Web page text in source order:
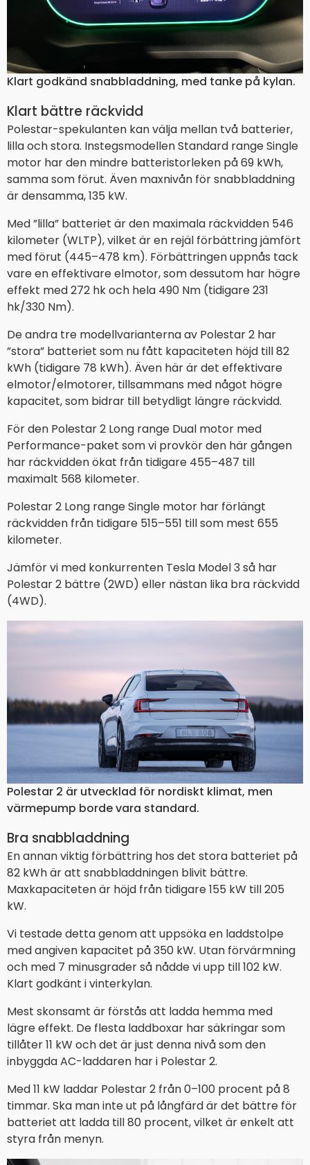
Klart godkänd snabbladdning, med tanke på kylan.
Klart bättre räckvidd
Polestar-spekulanten kan välja mellan två batterier,
lilla och stora. Instegsmodellen Standard range Single
motor har den mindre batteristorleken på 69 kWh,
samma som förut. Även maxnivån för snabbladdning
är densamma, 135 kW.
Med ”lilla” batteriet är den maximala räckvidden 546
kilometer (WLTP), vilket är en rejäl förbättring jämfört
med förut (445–478 km). Förbättringen uppnås tack
vare en effektivare elmotor, som dessutom har högre
effekt med 272 hk och hela 490 Nm (tidigare 231
hk/330 Nm).
De andra tre modellvarianterna av Polestar 2 har
”stora” batteriet som nu fått kapaciteten höjd till 82
kWh (tidigare 78 kWh). Även här är det effektivare
elmotor/elmotorer, tillsammans med något högre
kapacitet, som bidrar till betydligt längre räckvidd.
För den Polestar 2 Long range Dual motor med
Performance-paket som vi provkör den här gången
har räckvidden ökat från tidigare 455–487 till
maximalt 568 kilometer.
Polestar 2 Long range Single motor har förlängt
räckvidden från tidigare 515–551 till som mest 655
kilometer.
Jämför vi med konkurrenten Tesla Model 3 så har
Polestar 2 bättre (2WD) eller nästan lika bra räckvidd
(4WD).
Polestar 2 är utvecklad för nordiskt klimat, men
värmepump borde vara standard.
Bra snabbladdning
En annan viktig förbättring hos det stora batteriet på
82 kWh är att snabbladdningen blivit bättre.
Maxkapaciteten är höjd från tidigare 155 kW till 205
kW.
Vi testade detta genom att uppsöka en laddstolpe
med angiven kapacitet på 350 kW. Utan förvärmning
och med 7 minusgrader så nådde vi upp till 102 kW.
Klart godkänt i vinterkylan.
Mest skonsamt är förstås att ladda hemma med
lägre effekt. De flesta laddboxar har säkringar som
tillåter 11 kW och det är just denna nivå som den
inbyggda AC-laddaren har i Polestar 2.
Med 11 kW laddar Polestar 2 från 0–100 procent på 8
timmar. Ska man inte ut på långfärd är det bättre för
batteriet att ladda till 80 procent, vilket är enkelt att
styra från menyn.